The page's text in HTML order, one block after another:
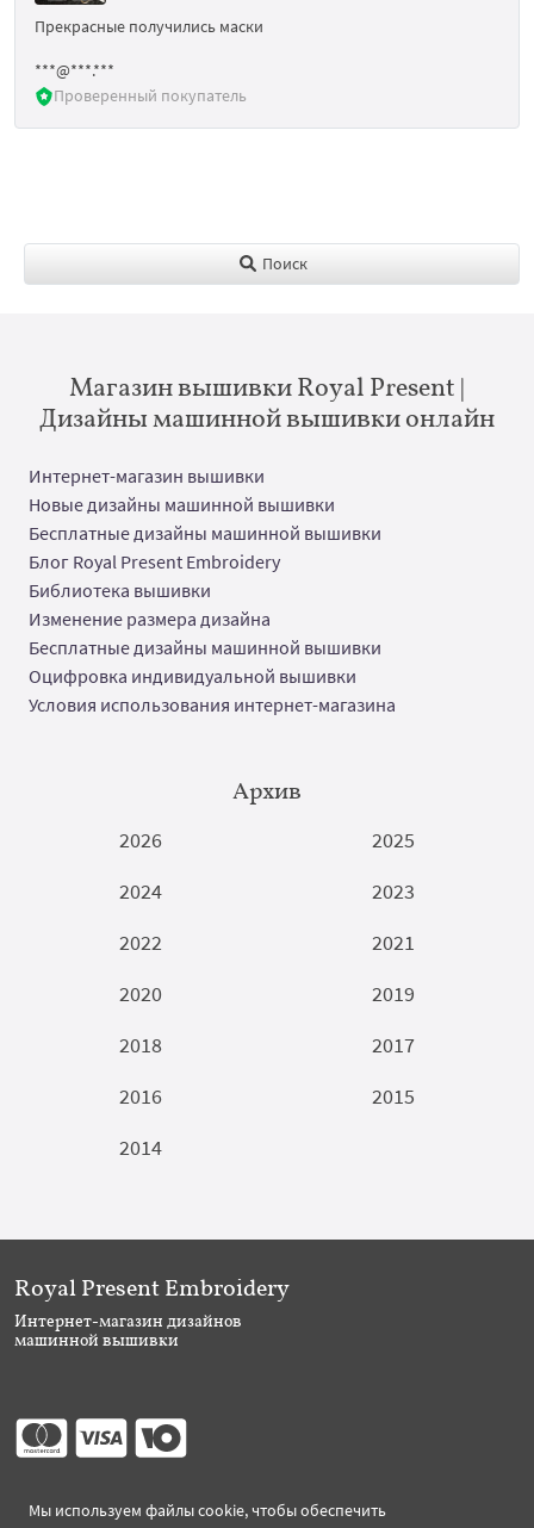
Прекрасные получились маски
***@***.***
Проверенный покупатель
Поиск
Магазин вышивки Royal Present |
Дизайны машинной вышивки онлайн
Интернет-магазин вышивки
Новые дизайны машинной вышивки
Бесплатные дизайны машинной вышивки
Блог Royal Present Embroidery
Библиотека вышивки
Изменение размера дизайна
Бесплатные дизайны машинной вышивки
Оцифровка индивидуальной вышивки
Условия использования интернет-магазина
Архив
2026
2025
2024
2023
2022
2021
2020
2019
2018
2017
2016
2015
2014
Мы используем файлы cookie, чтобы обеспечить
Royal Present Embroidery
Интернет-магазин дизайнов
машинной вышивки